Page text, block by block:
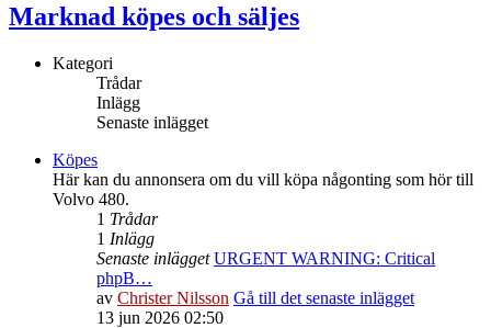
Marknad köpes och säljes
Kategori
Trådar
Inlägg
Senaste inlägget
Köpes
Här kan du annonsera om du vill köpa någonting som hör till
Volvo 480.
1 Trådar
1 Inlägg
Senaste inlägget URGENT WARNING: Critical
phpB…
av Christer Nilsson Gå till det senaste inlägget
13 jun 2026 02:50